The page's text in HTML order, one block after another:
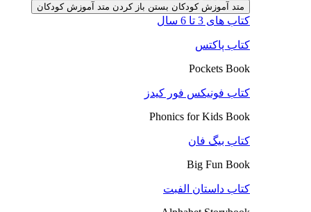
متد آموزش کودکان بستن باز کردن متد آموزش کودکان
کتاب های 3 تا 6 سال
کتاب پاکتس
Pockets Book
کتاب فونیکس فور کیدز
Phonics for Kids Book
کتاب بیگ فان
Big Fun Book
کتاب داستان الفبت